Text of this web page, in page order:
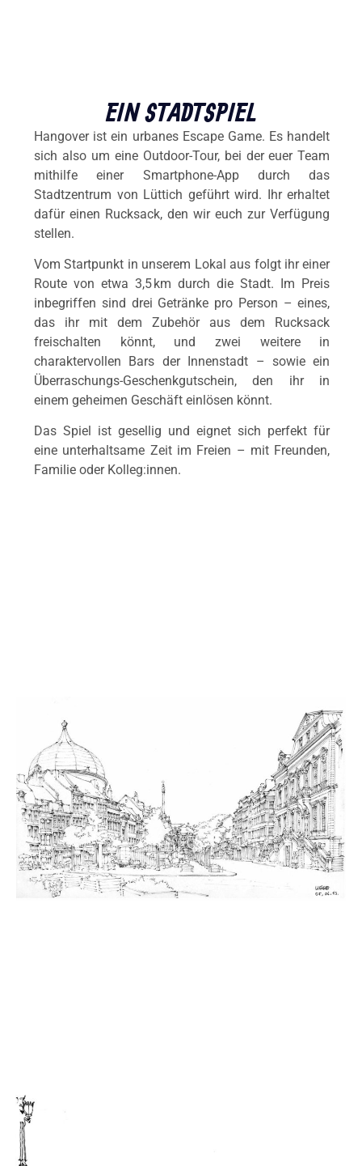
EIN STADTSPIEL
Hangover ist ein urbanes Escape Game. Es handelt
sich also um eine Outdoor-Tour, bei der euer Team
mithilfe einer Smartphone-App durch das
Stadtzentrum von Lüttich geführt wird. Ihr erhaltet
dafür einen Rucksack, den wir euch zur Verfügung
stellen.
Vom Startpunkt in unserem Lokal aus folgt ihr einer
Route von etwa 3,5 km durch die Stadt. Im Preis
inbegriffen sind drei Getränke pro Person – eines,
das ihr mit dem Zubehör aus dem Rucksack
freischalten könnt, und zwei weitere in
charaktervollen Bars der Innenstadt – sowie ein
Überraschungs-Geschenkgutschein, den ihr in
einem geheimen Geschäft einlösen könnt.
Das Spiel ist gesellig und eignet sich perfekt für
eine unterhaltsame Zeit im Freien – mit Freunden,
Familie oder Kolleg:innen.